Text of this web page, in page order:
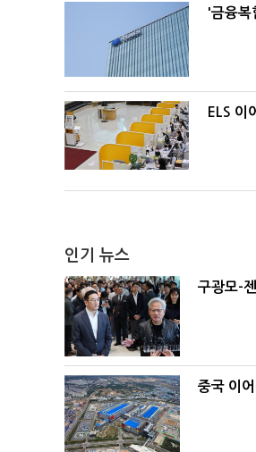
'금융복
ELS 이
인기 뉴스
구광모-
중국 이